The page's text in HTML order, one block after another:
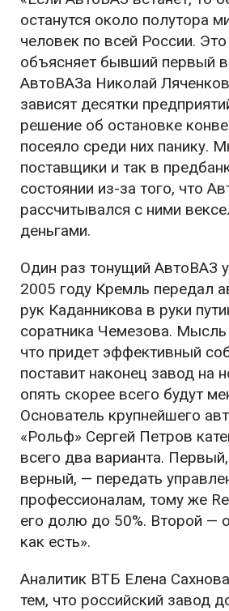
останутся около полутора
человек по всей России.
объясняет бывший первый
АвтоВАЗа Николай
зависят десятки
решение об остановке
посеяло среди них панику.
поставщики и так в
состоянии из-за того, что
рассчитывался с ними
деньгами.
Один раз тонущий АвтоВАЗ
2005 году Кремль передал
рук Каданникова в руки
соратника Чемезова.
что придет эффективный
поставит наконец завод на
опять скорее всего будут
Основатель крупнейшего
«Рольф» Сергей Петров
всего два варианта.
верный, — передать
профессионалам, тому же
его долю до 50%. Второй —
как есть».
Аналитик ВТБ Елена
тем, что российский завод